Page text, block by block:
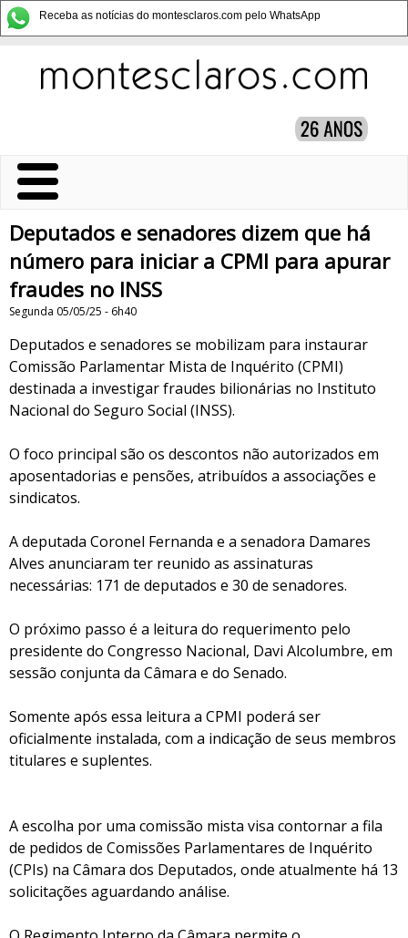
Receba as notícias do montesclaros.com pelo WhatsApp
Deputados e senadores dizem que há
número para iniciar a CPMI para apurar
fraudes no INSS
Segunda 05/05/25 - 6h40
​Deputados e senadores se mobilizam para instaurar
Comissão Parlamentar Mista de Inquérito (CPMI)
destinada a investigar fraudes bilionárias no Instituto
Nacional do Seguro Social (INSS).
O foco principal são os descontos não autorizados em
aposentadorias e pensões, atribuídos a associações e
sindicatos.​
A deputada Coronel Fernanda e a senadora Damares
Alves anunciaram ter reunido as assinaturas
necessárias: 171 de deputados e 30 de senadores.
O próximo passo é a leitura do requerimento pelo
presidente do Congresso Nacional, Davi Alcolumbre, em
sessão conjunta da Câmara e do Senado.
Somente após essa leitura a CPMI poderá ser
oficialmente instalada, com a indicação de seus membros
titulares e suplentes.​
A escolha por uma comissão mista visa contornar a fila
de pedidos de Comissões Parlamentares de Inquérito
(CPIs) na Câmara dos Deputados, onde atualmente há 13
solicitações aguardando análise.